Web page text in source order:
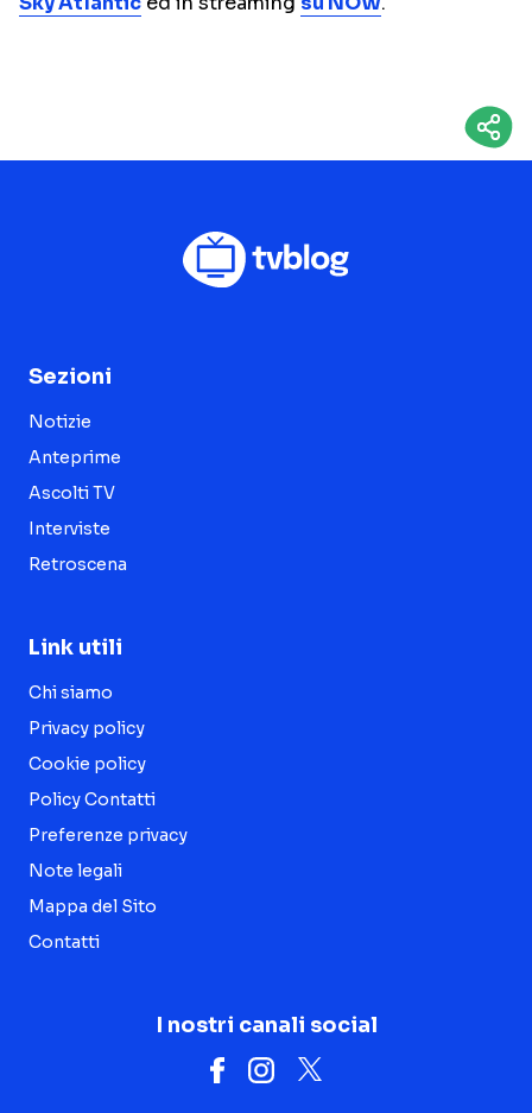
Sezioni
Notizie
Anteprime
Ascolti TV
Interviste
Retroscena
Link utili
Chi siamo
Privacy policy
Cookie policy
Policy Contatti
Preferenze privacy
Note legali
Mappa del Sito
Contatti
I nostri canali social